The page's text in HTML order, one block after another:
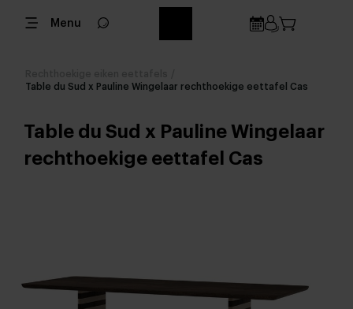
Menu
Table du Sud x Pauline Wingelaar rechthoekige eettafel Cas
Table du Sud x Pauline Wingelaar
rechthoekige eettafel Cas